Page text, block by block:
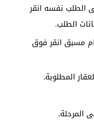
الطلب نفسه انقر
الطلب.
مسبق انقر فوق
المطلوبة.
المرحلة.